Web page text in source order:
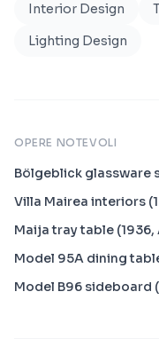
Interior Design
Lighting Design
OPERE NOTEVOLI
Bölgeblick glassware
Villa Mairea interiors
Maija tray table (1936,
Model 95A dining
Model B96 sideboard